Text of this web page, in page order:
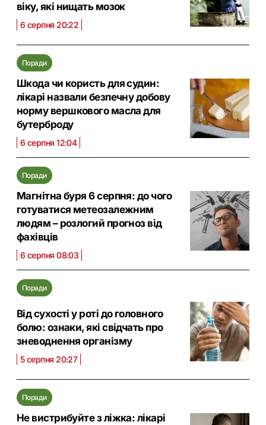
віку, які нищать мозок
6 серпня 20:22
Поради
Шкода чи користь для судин:
лікарі назвали безпечну добову
норму вершкового масла для
бутерброду
6 серпня 12:04
Поради
Магнітна буря 6 серпня: до чого
готуватися метеозалежним
людям – розлогий прогноз від
фахівців
6 серпня 08:03
Поради
Від сухості у роті до головного
болю: ознаки, які свідчать про
зневоднення організму
5 серпня 20:27
Поради
Не вистрибуйте з ліжка: лікарі